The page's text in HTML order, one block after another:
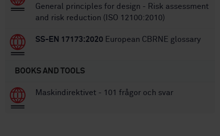
General principles for design - Risk assessment
and risk reduction (ISO 12100:2010)
SS-EN 17173:2020 European CBRNE glossary
BOOKS AND TOOLS
Maskindirektivet - 101 frågor och svar